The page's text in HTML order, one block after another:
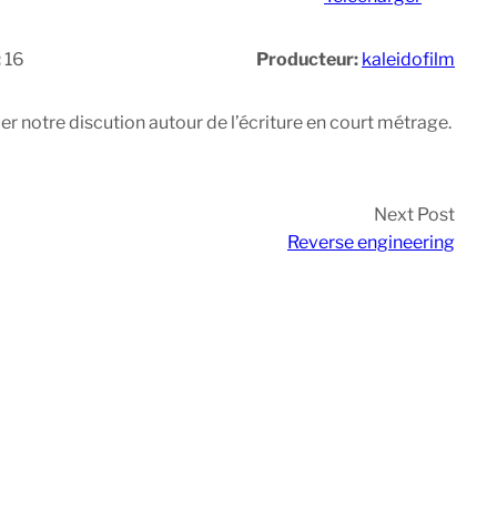
16 Producteur: kaleidofilm
notre discution autour de l’écriture en court métrage.
Next Post
Reverse engineering